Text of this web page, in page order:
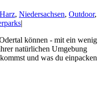
Harz, Niedersachsen, Outdoor,
|
können - mit ein wenig
natürlichen Umgebung
und was du einpacken